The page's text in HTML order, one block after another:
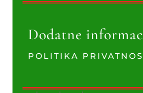
Dodatne
POLITIKA